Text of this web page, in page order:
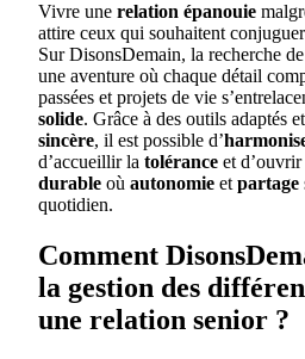
Vivre une relation épanouie
attire ceux qui souhaitent conjuguer
Sur DisonsDemain, la recherche de
une aventure où chaque détail
passées et projets de vie
solide. Grâce à des outils adaptés
sincère, il est possible d’
d’accueillir la tolérance et
durable où autonomie et partage
quotidien.
Comment
la gestion des
une relation senior ?